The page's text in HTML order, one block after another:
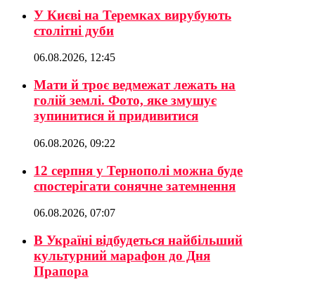
У Києві на Теремках вирубують
столітні дуби
06.08.2026, 12:45
Мати й троє ведмежат лежать на
голій землі. Фото, яке змушує
зупинитися й придивитися
06.08.2026, 09:22
12 серпня у Тернополі можна буде
спостерігати сонячне затемнення
06.08.2026, 07:07
В Україні відбудеться найбільший
культурний марафон до Дня
Прапора